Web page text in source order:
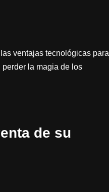
ventajas tecnológicas para
la magia de los
de su